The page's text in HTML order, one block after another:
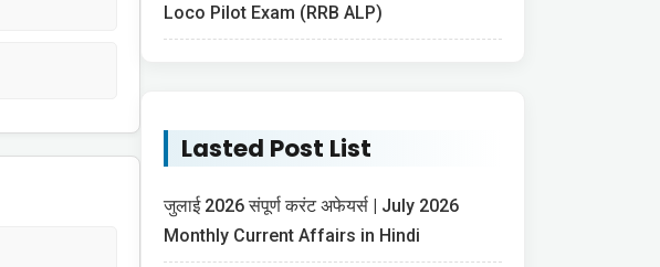
Loco Pilot Exam (RRB ALP)
Lasted Post List
जुलाई 2026 संपूर्ण करंट अफेयर्स | July 2026
Monthly Current Affairs in Hindi